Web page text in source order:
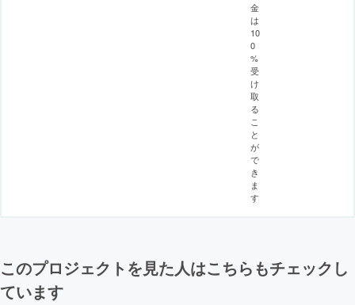
金
は
10
0
%
受
け
取
る
こ
と
が
で
き
ま
す
このプロジェクトを見た人はこちらもチェックし
ています